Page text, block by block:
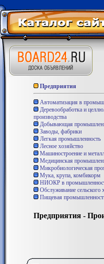
Предприятия
Автоматизация в
Деревообработка и
производства
Добывающая
Заводы, фабрики
Легкая промышленность
Лесное хозяйство
Машиностроение и
Медицинская
Микробиологическая
Мука, крупа, комбикорм
НИОКР в
Обслуживание сельского
Пищевая
Предприятия -